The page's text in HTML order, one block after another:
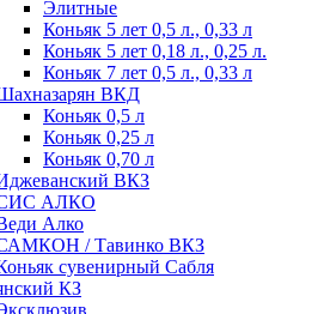
Элитные
Коньяк 5 лет 0,5 л., 0,33 л
Коньяк 5 лет 0,18 л., 0,25 л.
Коньяк 7 лет 0,5 л., 0,33 л
ВКД
Коньяк 0,5 л
Коньяк 0,25 л
Коньяк 0,70 л
ВКЗ
АЛКО
Алко
/ Тавинко ВКЗ
сувенирный Сабля
КЗ